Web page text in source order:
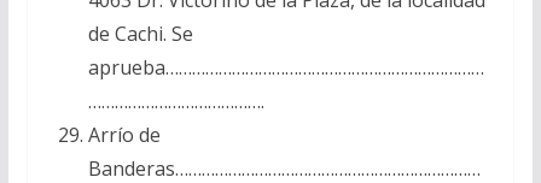
de Cachi. Se
aprueba………………………………………………………………
………………………………….
Arrío de
Banderas……………………………………………………………